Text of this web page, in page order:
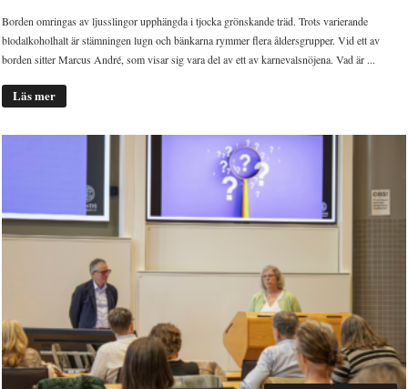
Borden omringas av ljusslingor upphängda i tjocka grönskande träd. Trots varierande
blodalkoholhalt är stämningen lugn och bänkarna rymmer flera åldersgrupper. Vid ett av
borden sitter Marcus André, som visar sig vara del av ett av karnevalsnöjena. Vad är ...
Läs mer